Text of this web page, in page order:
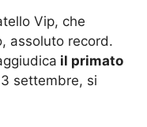
Vip, che
assoluto record.
il primato
settembre, si